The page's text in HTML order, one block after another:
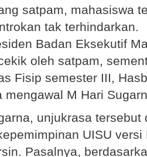
satpam, mahasiswa
tak terhindarkan.
Badan Eksekutif
oleh satpam,
Fisip semester III,
mengawal M Hari
unjukrasa tersebut
UISU
Pasalnya,